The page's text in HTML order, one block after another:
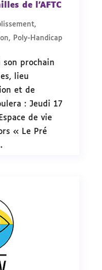
de l’AFTC
,
, Poly-Handicap
son prochain
lieu
et de
: Jeudi 17
de vie
« Le Pré